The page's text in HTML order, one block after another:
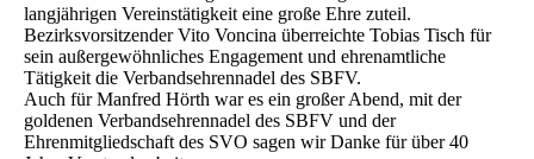
langjährigen Vereinstätigkeit eine große Ehre zuteil.
Bezirksvorsitzender Vito Voncina überreichte Tobias Tisch für
sein außergewöhnliches Engagement und ehrenamtliche
Tätigkeit die Verbandsehrennadel des SBFV.
Auch für Manfred Hörth war es ein großer Abend, mit der
goldenen Verbandsehrennadel des SBFV und der
Ehrenmitgliedschaft des SVO sagen wir Danke für über 40